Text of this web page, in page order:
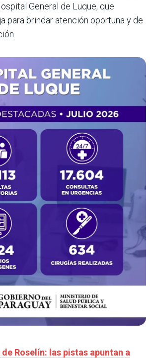
General de Luque, que
para brindar atención oportuna y de
Roselín: las pistas apuntan a